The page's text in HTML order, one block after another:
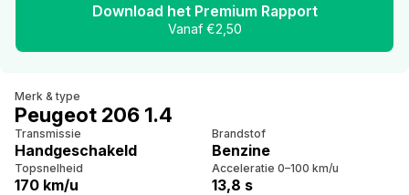
Download het Premium Rapport
Vanaf €2,50
Merk & type
Peugeot 206 1.4
Transmissie
Handgeschakeld
Brandstof
Benzine
Topsnelheid
170 km/u
Acceleratie 0–100 km/u
13,8 s